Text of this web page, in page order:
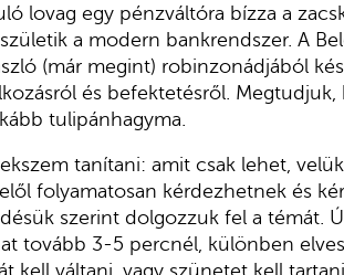
lovag egy pénzváltóra bízza a
a modern bankrendszer. A
(már megint) robinzonádjából
és befektetésről.
tulipánhagyma.
tanítani: amit csak lehet,
folyamatosan kérdezhetnek és
szerint dolgozzuk fel a témát.
tovább 3-5 percnél, különben